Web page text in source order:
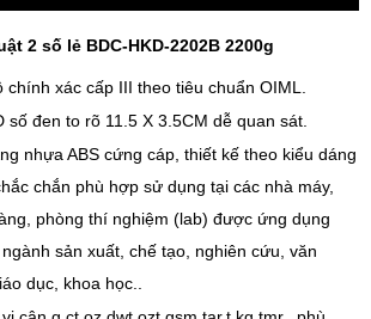
2 số lẻ BDC-HKD-2202B 2200g
chính xác cấp III theo tiêu chuẩn OIML.
số đen to rõ 11.5 X 3.5CM dễ quan sát.
nhựa ABS cứng cáp, thiết kế theo kiểu dáng
chắn phù hợp sử dụng tại các nhà máy,
phòng thí nghiệm (lab) được ứng dụng
sản xuất, chế tạo, nghiên cứu, văn
dục, khoa học..